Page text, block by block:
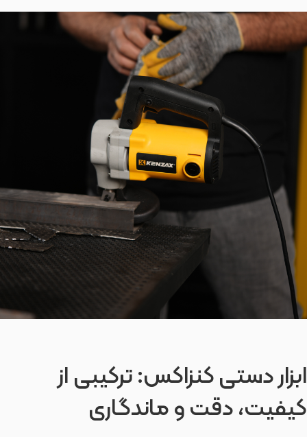
ابزار دستی کنزاکس: ترکیبی از
کیفیت، دقت و ماندگاری